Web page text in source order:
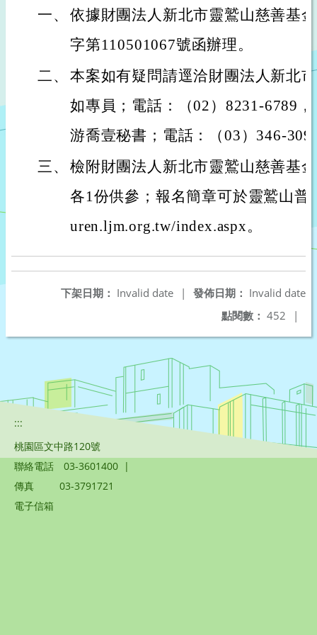
一、 依據財團法人新北市靈鷲山慈善基
字第110501067號函辦理。
二、 本案如有疑問請逕洽財團法人新北
如專員；電話：（02）8231-6789
游喬壹秘書；電話：（03）346-
三、 檢附財團法人新北市靈鷲山慈善基
各1份供參；報名簡章可於靈鷲山
uren.ljm.org.tw/index.aspx。
發佈日期： Invalid date
下架日期： Invalid date
|
點閱數： 452 |
:::
桃園區文中路120號
聯絡電話
03-3601400 |
傳真
03-3791721
電子信箱